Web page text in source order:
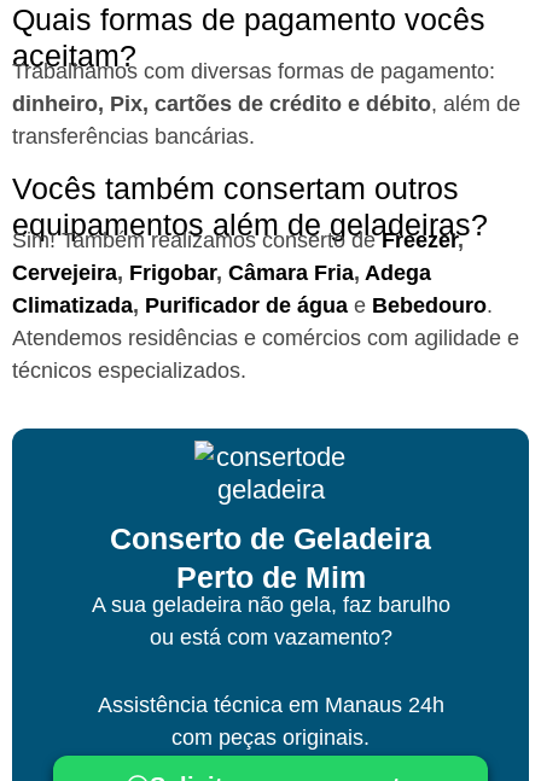
Quais formas de pagamento vocês
aceitam?
Trabalhamos com diversas formas de pagamento:
dinheiro, Pix, cartões de crédito e débito, além de
transferências bancárias.
Vocês também consertam outros
equipamentos além de geladeiras?
Sim! Também realizamos conserto deFreezer,
Cervejeira, Frigobar, Câmara Fria, Adega
Climatizada, Purificador de água e Bebedouro.
Atendemos residências e comércios com agilidade e
técnicos especializados.
Conserto de Geladeira
Perto de Mim
A sua geladeira não gela, faz barulho
ou está com vazamento?
Assistência técnica em Manaus24h
com peças originais.